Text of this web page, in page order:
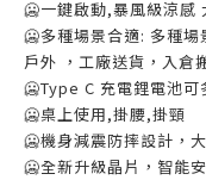
🥶一鍵啟動,暴風級涼感
🥶多種場景合適: 多種
戶外 ，工廠送貨，入倉
🥶Type C 充電鋰電池可
🥶桌上使用,掛腰,掛頸
🥶機身減震防摔設計，
🥶全新升級晶片，智能